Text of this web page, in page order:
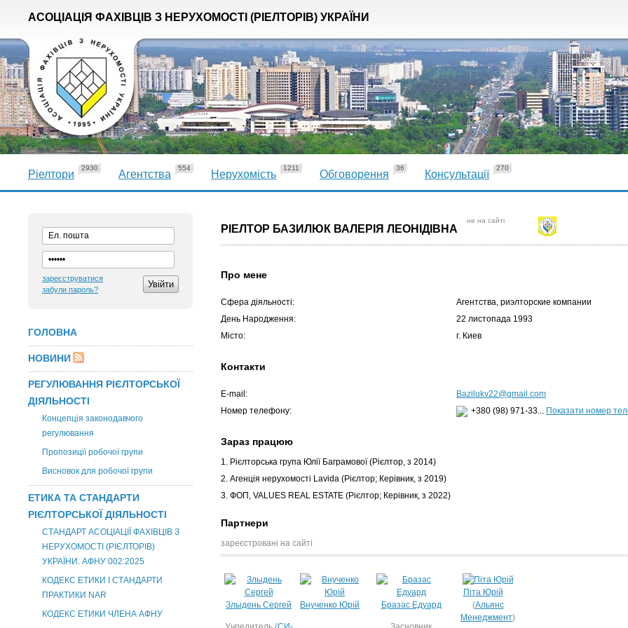
АСОЦІАЦІЯ ФАХІВЦІВ З НЕРУХОМОСТІ (РІЕЛТОРІВ) УКРАЇНИ
Ріелтори
2930
Агентства
554
Нерухомість
1211
Обговорення
36
Консультації
270
зареєструватися
забули пароль?
ГОЛОВНА
НОВИНИ
РЕГУЛЮВАННЯ РІЄЛТОРСЬКОЇ
ДІЯЛЬНОСТІ
Концепція законодавчого
регулювання
Пропозиції робочої групи
Висновок для робочої групи
ЕТИКА ТА СТАНДАРТИ
РІЄЛТОРСЬКОЇ ДІЯЛЬНОСТІ
СТАНДАРТ АСОЦІАЦІЇ ФАХІВЦІВ З
НЕРУХОМОСТІ (РІЄЛТОРІВ)
УКРАЇНИ. АФНУ 002:2025
КОДЕКС ЕТИКИ І СТАНДАРТИ
ПРАКТИКИ NAR
КОДЕКС ЕТИКИ ЧЛЕНА АФНУ
РІЕЛТОР БАЗИЛЮК ВАЛЕРІЯ ЛЕОНІДІВНА
не на сайті
Про мене
Сфера діяльності:
Агентства, риэлторские компании
День Народження:
22 листопада 1993
Місто:
г. Киев
Контакти
E-mail:
Bazilukv22@gmail.com
Номер телефону:
+380 (98) 971-33... Показати номер
Зараз працюю
1. Рієлторська група Юлії Баграмової(Рієлтор, з 2014)
2. Агенція нерухомості Lavida (Рієлтор; Керівник, з 2019)
3. ФОП, VALUES REAL ESTATE (Рієлтор; Керівник, з 2022)
Партнери
зареєстровані на сайті
Злыдень Сергей Внученко Юрій Бразас Едуард
Піта Юрій
(Альянс
Менеджмент)